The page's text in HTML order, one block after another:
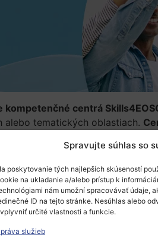
Spravujte súhlas so
poskytovanie tých najlepších skúseností
na ukladanie a/alebo prístup k
nám umožní spracovávať údaje,
ID na tejto stránke. Nesúhlas alebo
určité vlastnosti a funkcie.
služieb
centrá
alebo tematických oblastiach.
vedy a správy dát v rôznych
zosúladiť učebné osnovy,
výskumu FAIR a kontextu EOSC.